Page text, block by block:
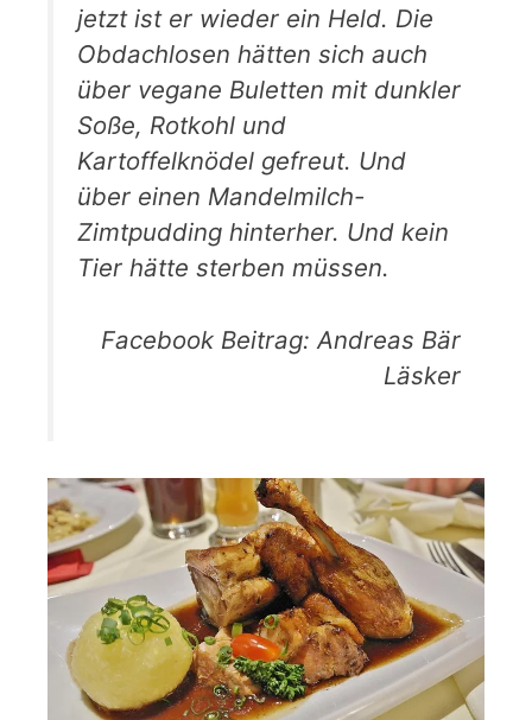
jetzt ist er wieder ein Held. Die
Obdachlosen hätten sich auch
über vegane Buletten mit dunkler
Soße, Rotkohl und
Kartoffelknödel gefreut. Und
über einen Mandelmilch-
Zimtpudding hinterher. Und kein
Tier hätte sterben müssen.
Facebook Beitrag: Andreas Bär
Läsker